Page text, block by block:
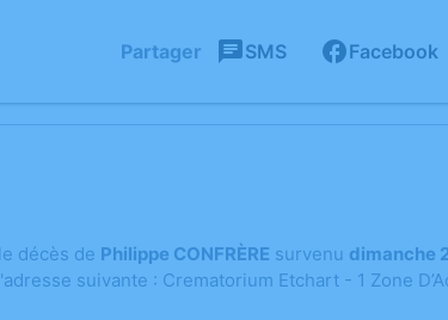
Partager SMS Facebook
décès de Philippe CONFRÈRE survenu dimanche
suivante : Crematorium Etchart - 1 Zone